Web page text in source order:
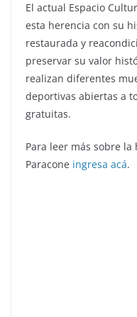
El actual Espacio
esta herencia con su
restaurada y
preservar su valor
realizan diferentes
deportivas abiertas a
gratuitas.
Para leer más sobre
Paracone ingresa acá.